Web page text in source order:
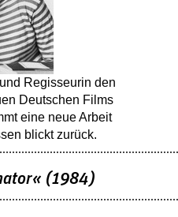
Regisseurin den
Deutschen Films
eine neue Arbeit
blickt zurück.
(1984)